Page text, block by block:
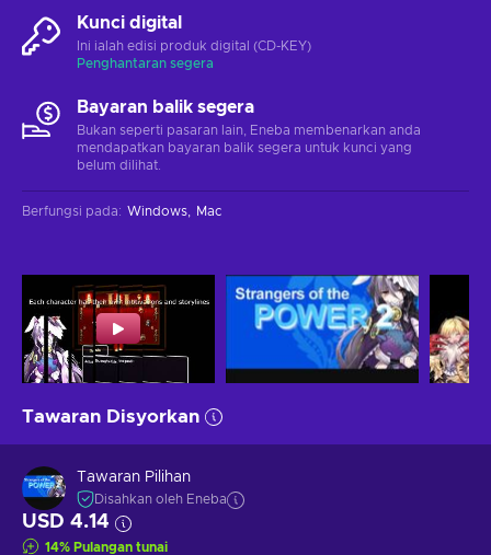
Kunci digital
Ini ialah edisi produk digital (CD-KEY)
Penghantaran segera
Bayaran balik segera
Bukan seperti pasaran lain, Eneba membenarkan anda
mendapatkan bayaran balik segera untuk kunci yang
belum dilihat.
Berfungsi pada: Windows Mac
Tawaran Disyorkan
Tawaran Pilihan
Disahkan oleh Eneba
USD 4.14
14% Pulangan tunai